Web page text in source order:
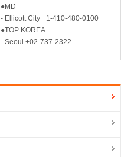
●MD
- Ellicott City +1-410-480-0100
●TOP KOREA
-Seoul +02-737-2322